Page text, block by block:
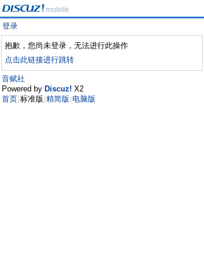
登录
抱歉，您尚未登录，无法进行此操作
点击此链接进行跳转
音赋社
Powered by Discuz! X2
首页 标准版 精简版 电脑版